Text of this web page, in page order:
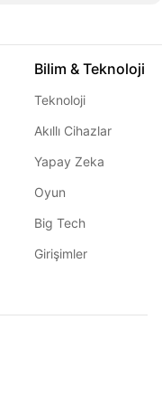
Bilim & Teknoloji
Teknoloji
Akıllı Cihazlar
Yapay Zeka
Oyun
Big Tech
Girişimler